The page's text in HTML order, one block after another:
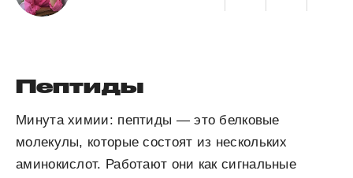
Пептиды
Минута химии: пептиды — это белковые
молекулы, которые состоят из нескольких
аминокислот. Работают они как сигнальные